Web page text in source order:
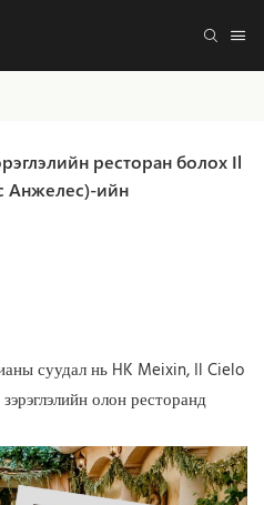
ресторан болох Il
Анжелес)-ийн
суудал нь HK Meixin, Il Cielo
олон ресторанд